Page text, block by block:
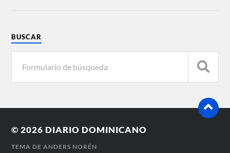
BUSCAR
© 2026 DIARIO DOMINICANO
TEMA DEANDERS NORÉN